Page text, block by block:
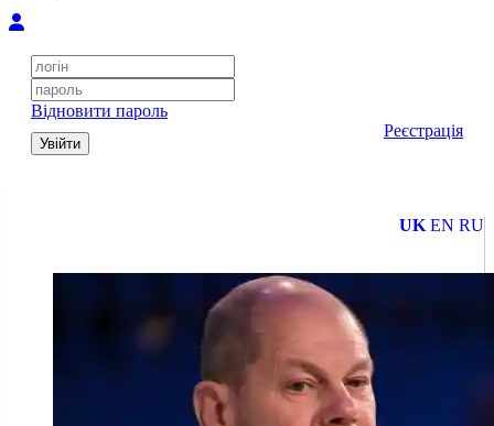
Відновити пароль
Увійти
Реєстрація
UK EN RU